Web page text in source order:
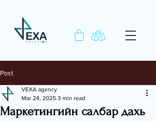
Post
Маркетингийн салбар дахь
VEXA agency
Mar 24, 2025 3 min read